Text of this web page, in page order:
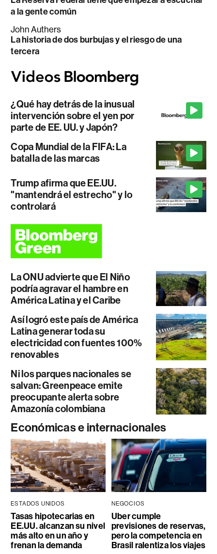
a la gente común
John Authers
La historia de dos burbujas y el riesgo de una
tercera
¿Qué hay detrás de la inusual
intervención sobre el yen por
parte de EE. UU. y Japón?
Copa Mundial de la FIFA: La
batalla de las marcas
Trump afirma que EE.UU.
"mantendrá el estrecho" y lo
controlará
La ONU advierte que El Niño
podría agravar el hambre en
América Latina y el Caribe
Así logró este país de América
Latina generar toda su
electricidad con fuentes 100%
renovables
Ni los parques nacionales se
salvan: Greenpeace emite
preocupante alerta sobre
Amazonía colombiana
Económicas e internacionales
ESTADOS UNIDOS
Tasas hipotecarias en
EE.UU. alcanzan su nivel
más alto en un año y
frenan la demanda
NEGOCIOS
Uber cumple
previsiones de reservas,
pero la competencia en
Brasil ralentiza los viajes